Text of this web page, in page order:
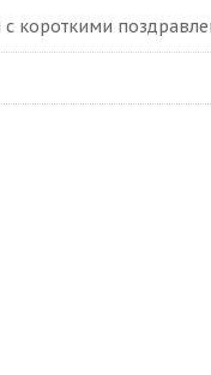
короткими